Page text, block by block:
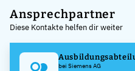
+
−
Ansprechpartner
Diese Kontakte helfen dir weiter
bei Siemens AG